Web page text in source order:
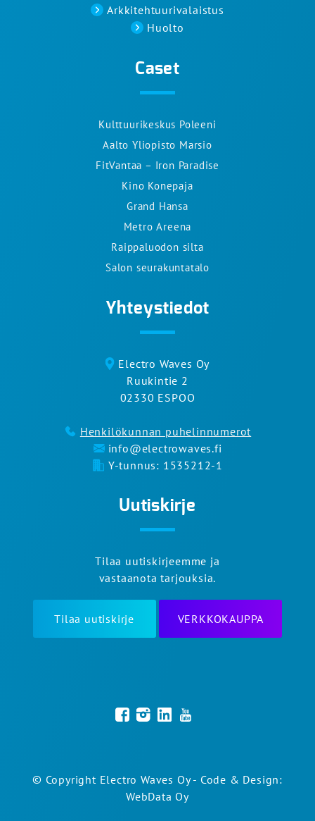
Arkkitehtuurivalaistus
Huolto
Caset
Kulttuurikeskus Poleeni
Aalto Yliopisto Marsio
FitVantaa – Iron Paradise
Kino Konepaja
Grand Hansa
Metro Areena
Raippaluodon silta
Salon seurakuntatalo
Yhteystiedot
Electro Waves Oy
Ruukintie 2
02330 ESPOO
Henkilökunnan puhelinnumerot
info@electrowaves.fi
Y-tunnus: 1535212-1
Uutiskirje
Tilaa uutiskirjeemme ja
vastaanota tarjouksia.
Tilaa uutiskirje VERKKOKAUPPA
© Copyright Electro Waves Oy - Code & Design:
WebData Oy